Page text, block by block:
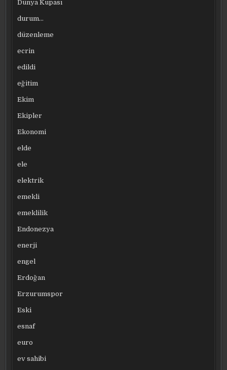
Dünya Kupası
durum…
düzenleme
ecrin
edildi
eğitim
Ekim
Ekipler
Ekonomi
elde
ele
elektrik
emekli
emeklilik
Endonezya
enerji
engel
Erdoğan
Erzurumspor
Eski
esnaf
euro
ev sahibi